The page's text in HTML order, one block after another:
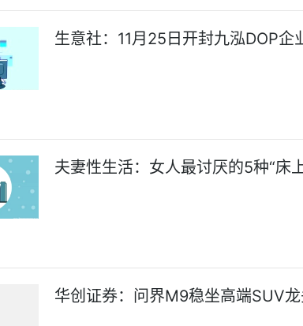
生意社：11月25日开封九泓DOP企
夫妻性生活：女人最讨厌的5种“床
华创证券：问界M9稳坐高端SUV